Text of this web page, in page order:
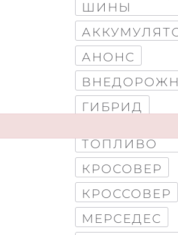
ШИНЫ
АНОНС
ГИБРИД
КАК
ТОПЛИВО
КРОСОВЕР
КРОССОВЕР
МЕРСЕДЕС